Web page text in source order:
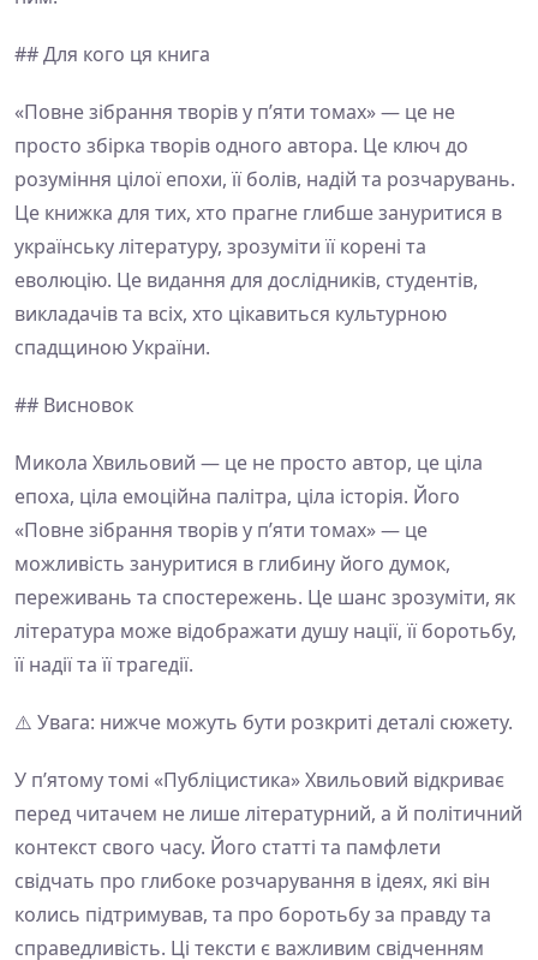
## Для кого ця книга
«Повне зібрання творів у п’яти томах» — це не
просто збірка творів одного автора. Це ключ до
розуміння цілої епохи, її болів, надій та розчарувань.
Це книжка для тих, хто прагне глибше зануритися в
українську літературу, зрозуміти її корені та
еволюцію. Це видання для дослідників, студентів,
викладачів та всіх, хто цікавиться культурною
спадщиною України.
## Висновок
Микола Хвильовий — це не просто автор, це ціла
епоха, ціла емоційна палітра, ціла історія. Його
«Повне зібрання творів у п’яти томах» — це
можливість зануритися в глибину його думок,
переживань та спостережень. Це шанс зрозуміти, як
література може відображати душу нації, її боротьбу,
її надії та її трагедії.
⚠️ Увага: нижче можуть бути розкриті деталі сюжету.
У п’ятому томі «Публіцистика» Хвильовий відкриває
перед читачем не лише літературний, а й політичний
контекст свого часу. Його статті та памфлети
свідчать про глибоке розчарування в ідеях, які він
колись підтримував, та про боротьбу за правду та
справедливість. Ці тексти є важливим свідченням